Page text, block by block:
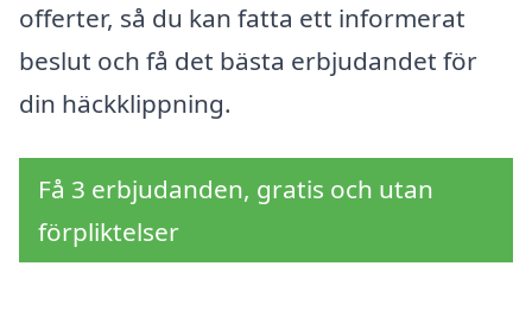
offerter, så du kan fatta ett informerat
beslut och få det bästa erbjudandet för
din häckklippning.
Få 3 erbjudanden, gratis och utan
förpliktelser